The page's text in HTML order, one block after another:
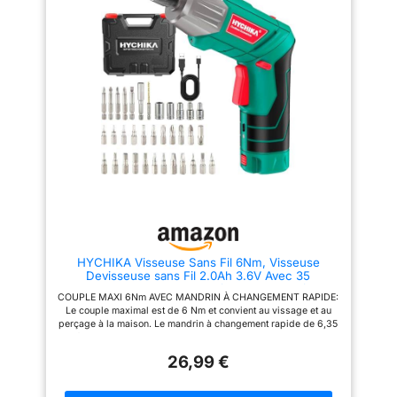
Capacité Sont la Base du
Travail: 2* 2000mAh batteries
sont couplées avec un chargeur
rapide de 2,0Ah et sont
complètement chargées en une
heure. La batterie a été testée
des milliers de fois en
laboratoire et vous n'avez pas à
vous soucier de la qualité de la
batterie. La fonction de freinage
électronique protège
efficacement la batterie et le
haute qualité avec un couple
performances élevées pour les
entraînements de foreuse sans
protection du couple, peut être
ajusté en fonction de la scène
pour éviter d'endommager les
excessif; 2 vitesses: basse
vitesse (0 - 400RPM) haute
visser jusqu’à 800 vis par
charge ou de percer 100 trous
dans une planche de bois de
40 mm d’épaisseur
Transmission à 2 Vitesses
Polyvalente - Réglez la vitesse
entre 0–400 tr/min et 0–1500
tr/min pour un usage optimal en
vissage ou en perçage, idéal
pour les projets DIY comme
pour les tâches plus exigeantes
Arbre Flexible & Lumière LED -
Comprend une rallonge
Cuivre Pur Robuste - Le moteur
de puissance, perçant une
planche de bois de 40 mm en
Résistant à la surcharge avec
une grande ventilation pour
éviter la surchauffe Design
HYCHIKA Visseuse Sans Fil 6Nm, Visseuse
Devisseuse sans Fil 2.0Ah 3.6V Avec 35
Accessoires, Lampe LED, Câble USB et Boîte de
Rangement, Pour la Réparation et le Bricolage
COUPLE MAXI 6Nm AVEC MANDRIN À CHANGEMENT RAPIDE:
Le couple maximal est de 6 Nm et convient au vissage et au
perçage à la maison. Le mandrin à changement rapide de 6,35
LITHIUM 2,0 Ah: La batterie au lithium de 2,0 Ah offre une
charge micro USB conviennent à différents ports USB, tels que
26,99 €